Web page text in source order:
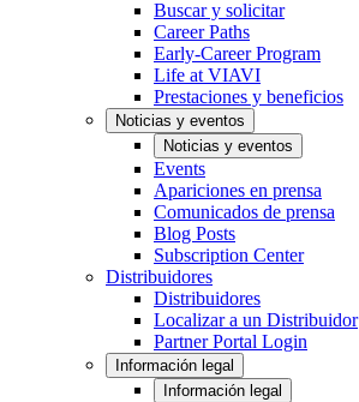
Buscar y solicitar
Career Paths
Early-Career Program
Life at VIAVI
Prestaciones y beneficios
Noticias y eventos
Noticias y eventos
Events
Apariciones en prensa
Comunicados de prensa
Blog Posts
Subscription Center
Distribuidores
Distribuidores
Localizar a un Distribuidor
Partner Portal Login
Información legal
Información legal